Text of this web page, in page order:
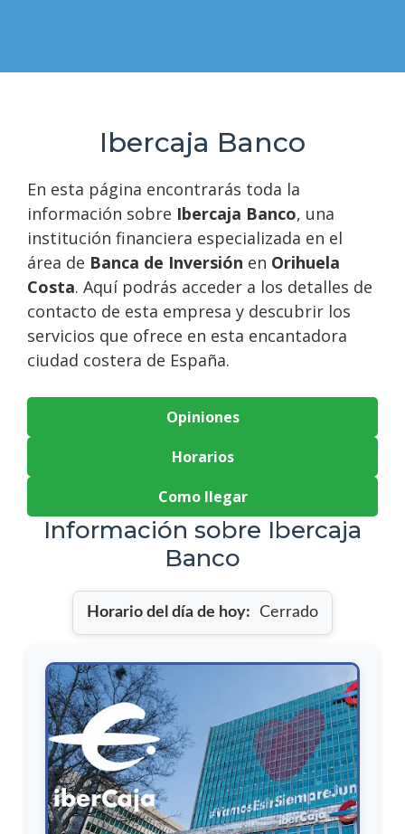
Ibercaja Banco
En esta página encontrarás toda la
información sobre Ibercaja Banco, una
institución financiera especializada en el
área de Banca de Inversión en Orihuela
Costa. Aquí podrás acceder a los detalles de
contacto de esta empresa y descubrir los
servicios que ofrece en esta encantadora
ciudad costera de España.
Opiniones
Horarios
Como llegar
Información sobre Ibercaja
Banco
Horario del día de hoy: Cerrado